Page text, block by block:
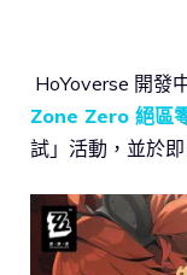
HoYoverse 開發
Zone Zero 絕區
試」活動，並於